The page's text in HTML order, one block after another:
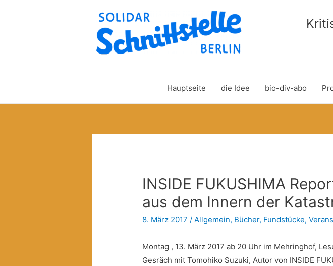
Hauptseite die Idee bio-div-abo
INSIDE FUKUSHIMA
aus dem Innern der
8. März 2017 /Allgemein, Bücher, Fundstücke,
Montag , 13. März 2017 ab 20 Uhr im Mehringhof,
Gesräch mit Tomohiko Suzuki, Autor von INSIDE